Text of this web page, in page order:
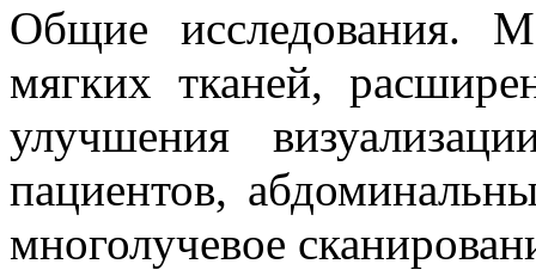
Общие исследования.
мягких тканей,
улучшения
пациентов,
многолучевое